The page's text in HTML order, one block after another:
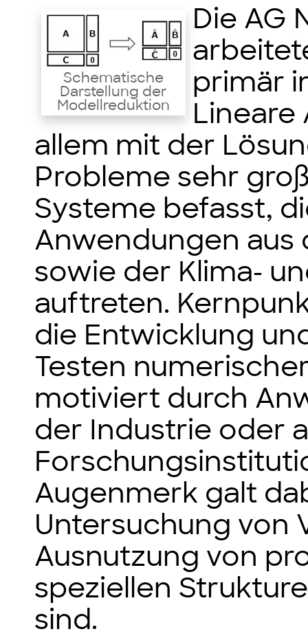
Schematische
Darstellung der
Modellreduktion
Die AG
primär
Lineare
allem mit der
Probleme sehr
Systeme befasst,
Anwendungen
sowie der Klima-
auftreten.
die Entwicklung
Testen
motiviert durch
der Industrie oder
Augenmerk galt
Untersuchung von
Ausnutzung von
speziellen
sind.